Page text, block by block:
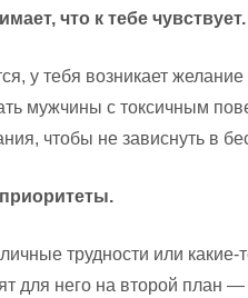
что к тебе чувствует.
у тебя возникает
мужчины с токсичным
чтобы не зависнуть в
трудности или
для него на второй план —